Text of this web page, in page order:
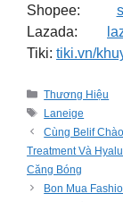
Shopee:
Lazada:
Tiki: tiki.vn/
Categories
Thương Hiệu
Tags
Laneige
Cùng Belif
Treatment Và
Căng Bóng
Bon Mua